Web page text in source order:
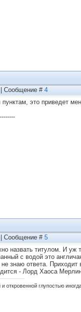
Сообщение # 4
это приведет
Сообщение # 5
назвать титулом. И уж
с водой это
знаю ответа.
- Лорд Хаоса
откровенной глупостью